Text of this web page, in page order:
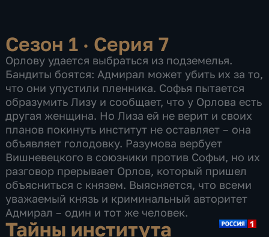
Сезон 1 · Серия 7
Орлову удается выбраться из подземелья.
Бандиты боятся: Адмирал может убить их за то,
что они упустили пленника. Софья пытается
образумить Лизу и сообщает, что у Орлова есть
другая женщина. Но Лиза ей не верит и своих
планов покинуть институт не оставляет – она
объявляет голодовку. Разумова вербует
Вишневецкого в союзники против Софьи, но их
разговор прерывает Орлов, который пришел
объясниться с князем. Выясняется, что всеми
уважаемый князь и криминальный авторитет
Адмирал – один и тот же человек.
Тайны института